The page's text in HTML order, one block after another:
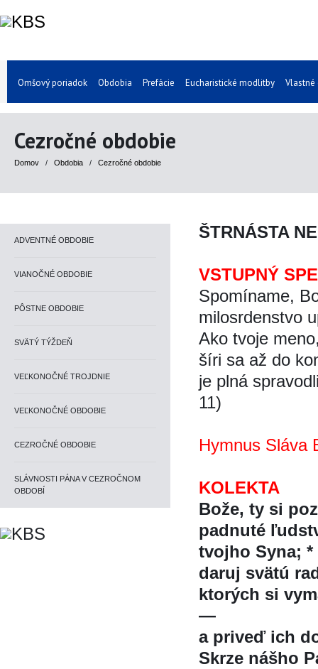
Omšový poriadok Obdobia Prefácie Eucharistické modlitby Vlastné
Cezročné obdobie
Domov / Obdobia / Cezročné obdobie
ADVENTNÉ OBDOBIE
VIANOČNÉ OBDOBIE
PÔSTNE OBDOBIE
SVÄTÝ TÝŽDEŇ
VEĽKONOČNÉ TROJDNIE
VEĽKONOČNÉ OBDOBIE
CEZROČNÉ OBDOBIE
SLÁVNOSTI PÁNA V CEZROČNOM
OBDOBÍ
ŠTRNÁSTA
VSTUPNÝ
Spomíname,
milosrdenstvo
Ako tvoje
šíri sa až do
je plná
11)
Hymnus Sláva
KOLEKTA
Bože, ty si
padnuté
tvojho Syna; *
daruj svätú
ktorých si
—
a priveď ich
Skrze nášho